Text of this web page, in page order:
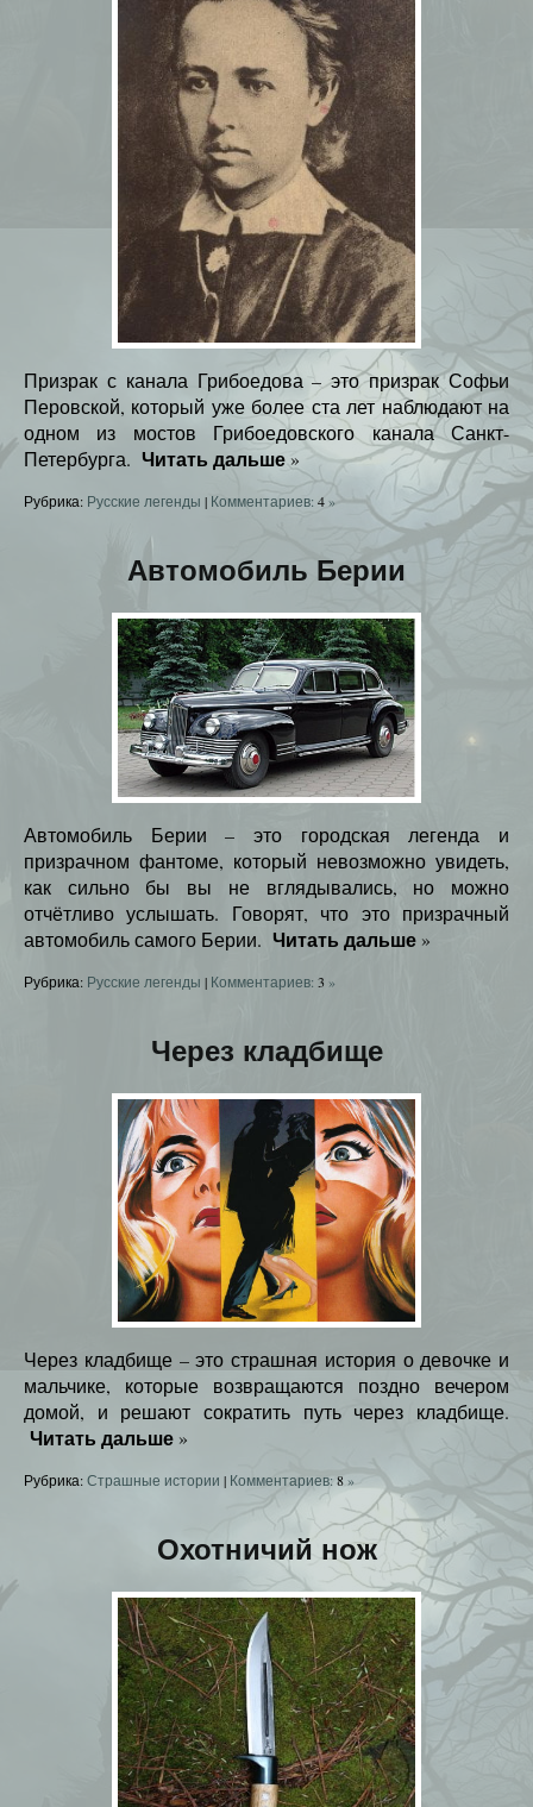
Призрак с канала Грибоедова – это призрак Софьи
Перовской, который уже более ста лет наблюдают на
одном из мостов Грибоедовского канала Санкт-
Петербурга. Читать дальше»
Рубрика: Русские легенды | Комментариев: 4»
Автомобиль Берии
Автомобиль Берии – это городская легенда и
призрачном фантоме, который невозможно увидеть,
как сильно бы вы не вглядывались, но можно
отчётливо услышать. Говорят, что это призрачный
автомобиль самого Берии. Читать дальше »
Рубрика: Русские легенды | Комментариев: 3 »
Через кладбище
Через кладбище – это страшная история о девочке и
мальчике, которые возвращаются поздно вечером
домой, и решают сократить путь через кладбище.
Читать дальше »
Рубрика:Страшные истории | Комментариев: 8»
Охотничий нож